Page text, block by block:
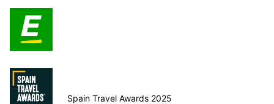
Spain Travel Awards 2025